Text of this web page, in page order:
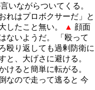
いながらついてくる。
れはプロボクサーだ」と
したこと無い。
▲ 顔面
ないようだ。 「殴って
殴り返しても過剰防衛に
と、大げさに避ける。
けると簡単に転がる。
なので走って逃ると 今